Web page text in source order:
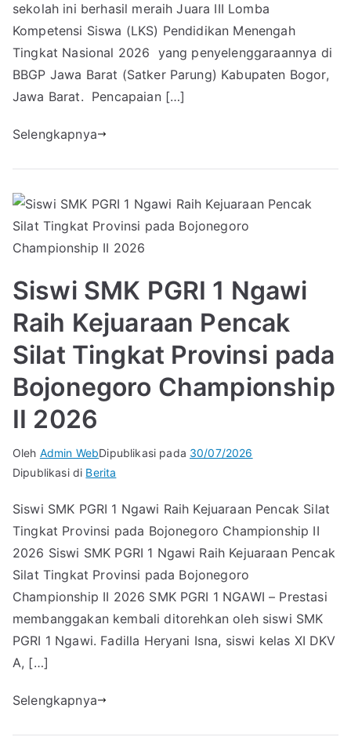
sekolah ini berhasil meraih Juara III Lomba
Kompetensi Siswa (LKS) Pendidikan Menengah
Tingkat Nasional 2026 yang penyelenggaraannya di
BBGP Jawa Barat (Satker Parung) Kabupaten Bogor,
Jawa Barat. Pencapaian […]
Selengkapnya
Siswi SMK PGRI 1 Ngawi
Raih Kejuaraan Pencak
Silat Tingkat Provinsi pada
Bojonegoro Championship
II 2026
Oleh Admin WebDipublikasi pada 30/07/2026
Dipublikasi di Berita
Siswi SMK PGRI 1 Ngawi Raih Kejuaraan Pencak Silat
Tingkat Provinsi pada Bojonegoro Championship II
2026 Siswi SMK PGRI 1 Ngawi Raih Kejuaraan Pencak
Silat Tingkat Provinsi pada Bojonegoro
Championship II 2026 SMK PGRI 1 NGAWI – Prestasi
membanggakan kembali ditorehkan oleh siswi SMK
PGRI 1 Ngawi. Fadilla Heryani Isna, siswi kelas XI DKV
A, […]
Selengkapnya